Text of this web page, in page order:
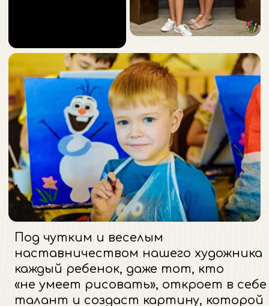
Готовы устроить творческий
КАКИЕ ФОРМАТЫ
БЫВАЮТ?